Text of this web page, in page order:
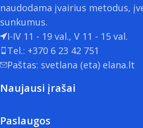
naudodama įvairius metodus,
sunkumus.
I-IV 11 - 19 val., V 11 - 15 val.
Tel.: +370 6 23 42 751
Paštas: svetlana (eta) elana.lt
Naujausi įrašai
Paslaugos